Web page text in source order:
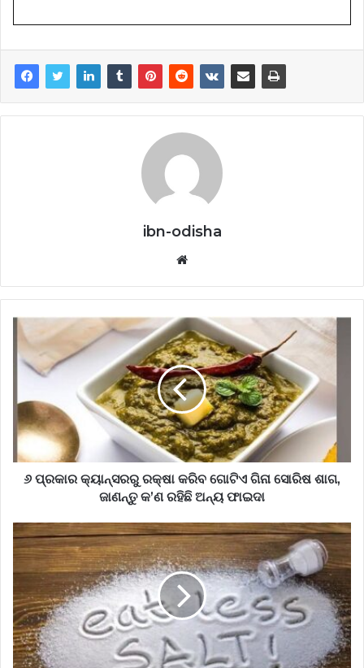
ibn-odisha
Website
୬ ପ୍ରକାର କ୍ୟାନ୍‌ସରରୁ ରକ୍ଷା କରିବ ଗୋଟିଏ ଗିନା ସୋରିଷ ଶାଗ,
ଜାଣନ୍ତୁ କ’ଣ ରହିଛି ଅନ୍ୟ ଫାଇଦା